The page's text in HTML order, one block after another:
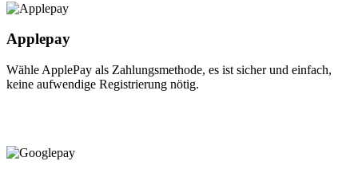
Applepay
Wähle ApplePay als Zahlungsmethode, es ist sicher und einfach,
keine aufwendige Registrierung nötig.